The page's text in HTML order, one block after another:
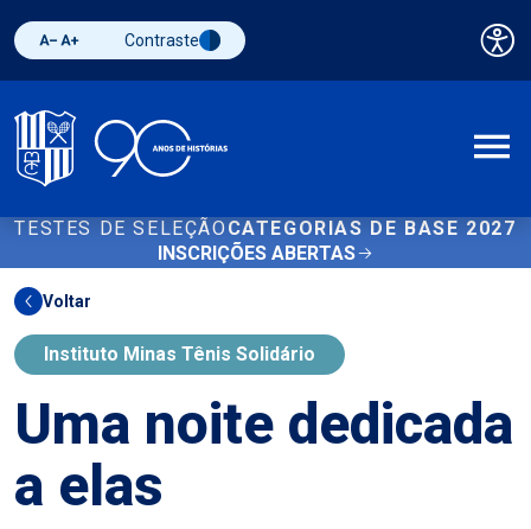
Diminuir fonte
Aumentar fonteAlternar contraste
Contraste
TESTES DE SELEÇÃO CATEGORIAS DE BASE 2027
INSCRIÇÕES ABERTAS
Voltar
Instituto Minas Tênis Solidário
Uma noite dedicada
a elas